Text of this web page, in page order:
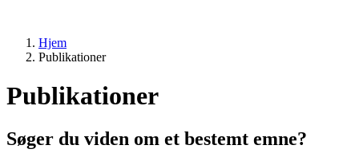
Hjem
Publikationer
Publikationer
Søger du viden om et bestemt emne?